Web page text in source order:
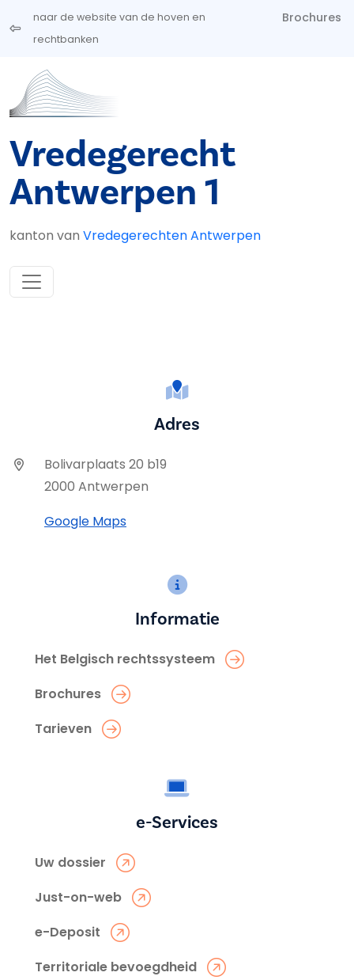
Overslaan en naar de inhoud gaan
naar de website van de hoven en
rechtbanken
Brochures
Vredegerecht
Antwerpen 1
kanton van Vredegerechten Antwerpen
Adres
Bolivarplaats 20 b19
2000 Antwerpen
Google Maps
Informatie
Het Belgisch rechtssysteem
Brochures
Tarieven
e-Services
Uw dossier
Just-on-web
e-Deposit
Territoriale bevoegdheid